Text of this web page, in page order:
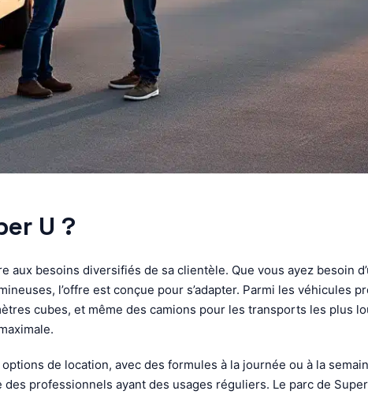
U ?
besoins diversifiés de sa clientèle. Que vous ayez besoin
l’offre est conçue pour s’adapter. Parmi les véhicules
cubes, et même des camions pour les transports les plus
de location, avec des formules à la journée ou à la
professionnels ayant des usages réguliers. Le parc de